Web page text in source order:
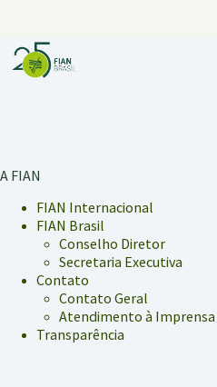
A FIAN
FIAN Internacional
FIAN Brasil
Conselho Diretor
Secretaria Executiva
Contato
Contato Geral
Atendimento à Imprensa
Transparência